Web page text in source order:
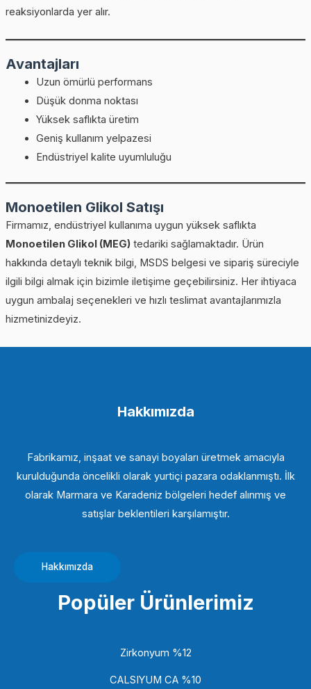
reaksiyonlarda yer alır.
Avantajları
Uzun ömürlü performans
Düşük donma noktası
Yüksek saflıkta üretim
Geniş kullanım yelpazesi
Endüstriyel kalite uyumluluğu
Monoetilen Glikol Satışı
Firmamız, endüstriyel kullanıma uygun yüksek saflıkta
Monoetilen Glikol (MEG)tedariki sağlamaktadır. Ürün
hakkında detaylı teknik bilgi, MSDS belgesi ve sipariş süreciyle
ilgili bilgi almak için bizimle iletişime geçebilirsiniz. Her ihtiyaca
uygun ambalaj seçenekleri ve hızlı teslimat avantajlarımızla
hizmetinizdeyiz.
Hakkımızda
Fabrikamız, inşaat ve sanayi boyaları üretmek amacıyla
kurulduğunda öncelikli olarak yurtiçi pazara odaklanmıştı. İlk
olarak Marmara ve Karadeniz bölgeleri hedef alınmış ve
satışlar beklentileri karşılamıştır.
Hakkımızda
Popüler Ürünlerimiz
Zirkonyum %12
CALSIYUM CA %10